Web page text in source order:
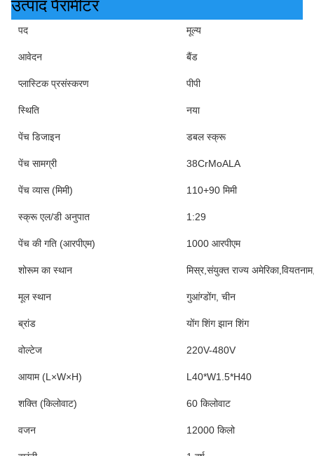
उत्पाद पैरामीटर
पद मूल्य
आवेदन बैंड
प्लास्टिक प्रसंस्करण पीपी
स्थिति नया
पेंच डिजाइन डबल स्क्रू
पेंच सामग्री 38CrMoALA
पेंच व्यास (मिमी) 110+90 मिमी
स्क्रू एल/डी अनुपात 1:29
पेंच की गति (आरपीएम) 1000 आरपीएम
शोरूम का स्थान मिस्र,संयुक्त राज्य
मूल स्थान गुआंग्डोंग, चीन
ब्रांड योंग शिंग झान शिंग
वोल्टेज 220V-480V
आयाम (L×W×H) L40*W1.5*H40
शक्ति (किलोवाट) 60 किलोवाट
वजन 12000 किलो